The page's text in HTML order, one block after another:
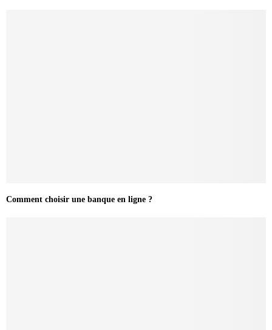
Comment choisir une banque en ligne ?